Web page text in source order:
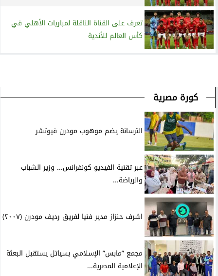
تعرف على القناة الناقلة لمباريات الأهلي في
كأس العالم للأندية
كورة مصرية
الترسانة يضم موهوب مودرن فيوتشر
عبر تقنية الفيديو كونفرانس... وزير الشباب
والرياضة...
اشرف حنزاز مدير فنيا لفريق رديف مودرن (٢٠٠٧)
مجمع ”مابس” الإسلامي بسياتل يستقبل البعثة
الإعلامية المصرية...